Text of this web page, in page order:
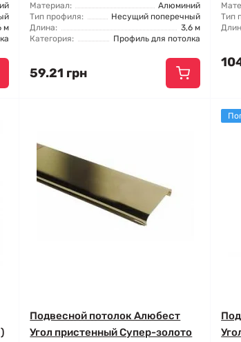
м
Материал:
Алюминий
Тип профиля:
Несущий поперечный
Длина:
3,6 м
Категория:
Профиль для потолка
59.21 грн
Тип
Подвесной потолок Алюбест
Угол пристенный Супер-золото